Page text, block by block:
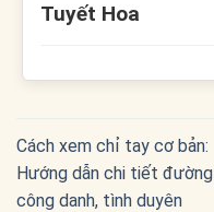
Tuyết Hoa
Cách xem chỉ tay cơ bản:
Hướng dẫn chi tiết đường
công danh, tình duyên